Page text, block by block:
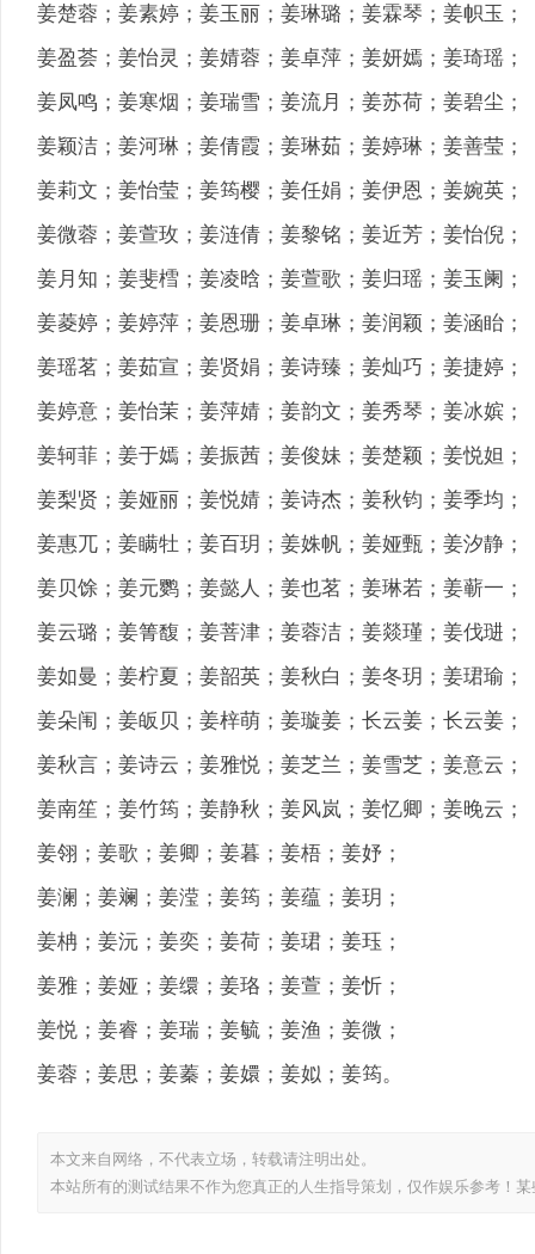
姜楚蓉；姜素婷；姜玉丽；姜琳璐；姜霖琴；姜帜玉；
姜盈荟；姜怡灵；姜婧蓉；姜卓萍；姜妍嫣；姜琦瑶；
姜凤鸣；姜寒烟；姜瑞雪；姜流月；姜苏荷；姜碧尘；
姜颖洁；姜河琳；姜倩霞；姜琳茹；姜婷琳；姜善莹；
姜莉文；姜怡莹；姜筠樱；姜任娟；姜伊恩；姜婉英；
姜微蓉；姜萱玫；姜涟倩；姜黎铭；姜近芳；姜怡倪；
姜月知；姜斐樰；姜凌晗；姜萱歌；姜归瑶；姜玉阑；
姜菱婷；姜婷萍；姜恩珊；姜卓琳；姜润颖；姜涵眙；
姜瑶茗；姜茹宣；姜贤娟；姜诗臻；姜灿巧；姜捷婷；
姜婷意；姜怡茉；姜萍婧；姜韵文；姜秀琴；姜冰嫔；
姜轲菲；姜于嫣；姜振茜；姜俊妹；姜楚颖；姜悦妲；
姜梨贤；姜娅丽；姜悦婧；姜诗杰；姜秋钧；姜季均；
姜惠兀；姜瞒牡；姜百玥；姜姝帆；姜娅甄；姜汐静；
姜贝馀；姜元鹦；姜懿人；姜也茗；姜琳若；姜蕲一；
姜云璐；姜箐馥；姜菩津；姜蓉洁；姜燚瑾；姜伐琎；
姜如曼；姜柠夏；姜韶英；姜秋白；姜冬玥；姜珺瑜；
姜朵闱；姜皈贝；姜梓萌；姜璇姜；长云姜；长云姜；
姜秋言；姜诗云；姜雅悦；姜芝兰；姜雪芝；姜意云；
姜南笙；姜竹筠；姜静秋；姜风岚；姜忆卿；姜晚云；
姜翎；姜歌；姜卿；姜暮；姜梧；姜妤；
姜澜；姜斓；姜滢；姜筠；姜蕴；姜玥；
姜柟；姜沅；姜奕；姜荷；姜珺；姜珏；
姜雅；姜娅；姜缳；姜珞；姜萱；姜忻；
姜悦；姜睿；姜瑞；姜毓；姜渔；姜微；
姜蓉；姜思；姜蓁；姜嬛；姜姒；姜筠。
本文来自网络，不代表立场，转载请注明出处。
本站所有的测试结果不作为您真正的人生指导策划，仅作娱乐参考！